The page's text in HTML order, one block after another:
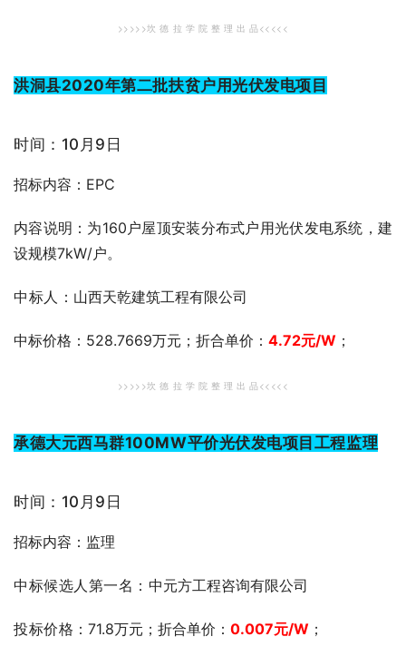
>>>>>坎 德 拉 学 院 整 理 出 品<<<<<
洪洞县2020年第二批扶贫户用光伏发电项目
时间：10月9日
招标内容：EPC
内容说明：为160户屋顶安装分布式户用光伏发电系统，建
设规模7kW/户。
中标人： 山西天乾建筑工程有限公司
中标价格：528.7669万元；折合单价： 4.72元/W ；
>>>>>坎 德 拉 学 院 整 理 出 品<<<<<
承德大元西马群100MW平价光伏发电项目工程监理
时间：10月9日
招标内容：监理
中标候选人第一名： 中元方工程咨询有限公司
投标价格 ：71.8万元；折合单价：0.007元/W ；